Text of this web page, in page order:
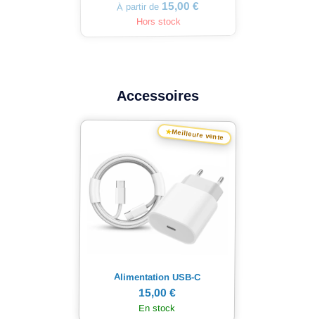
À partir de 15,00 €
Hors stock
Accessoires
★Meilleure vente
Alimentation USB-C
15,00 €
En stock